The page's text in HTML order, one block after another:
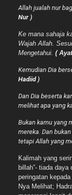
Allah jualah nur
Nur )
Ke mana sahaja
Wajah Allah.
Mengetahui. (
Kemudian Dia
Hadiid )
Dan Dia beserta
melihat apa yang
Bukan kamu yang
mereka. Dan
tetapi Allah yang
Kalimah yang
billah”- tiada
peringatan
Nya Melihat;